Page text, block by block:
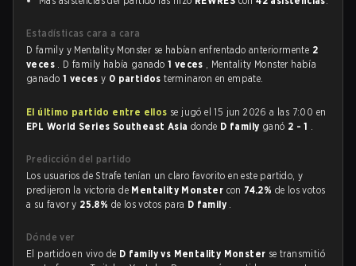
Estadísticas cara a cara
D family y Mentality Monster se habían enfrentado anteriormente 2
veces . D family había ganado1 veces , Mentality Monster había
ganado 1 vecesy 0 partidosterminaron en empate.
El último partido entre ellos se jugó el 15 jun 2026 a las 7:00 en
EPL World Series Southeast Asia donde D family ganó 2 - 1 .
Predicción del partido
Los usuarios de Strafe tenían un claro favorito en este partido, y
predijeron la victoria de Mentality Monster con 74.2% de los votos
a su favor y 25.8% de los votos para D family .
Dónde ver
El partido en vivo de D family vs Mentality Monster se transmitió